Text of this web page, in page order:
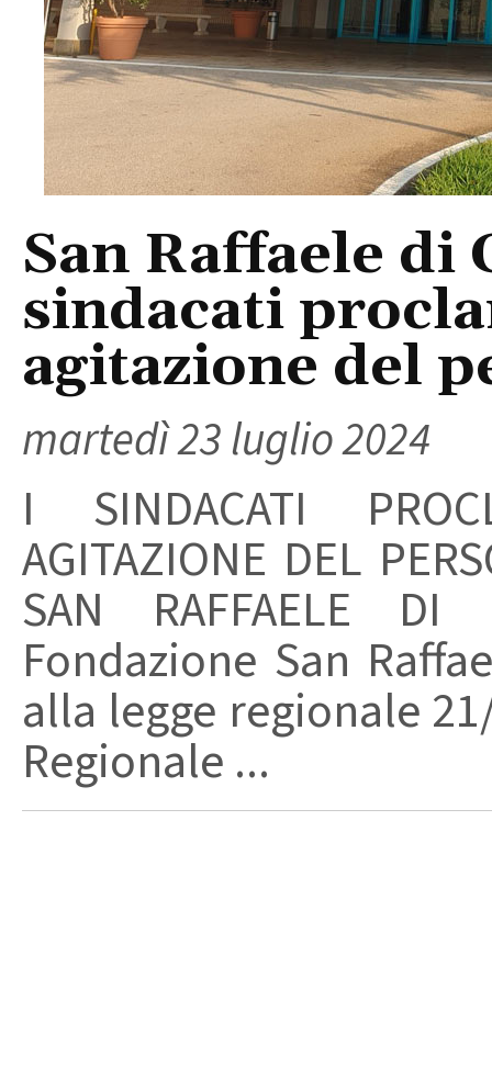
San Raffaele di
sindacati
agitazione del
martedì 23 luglio 2024
I SINDACATI
AGITAZIONE DEL
SAN RAFFAELE
Fondazione San
alla legge regionale
Regionale ...